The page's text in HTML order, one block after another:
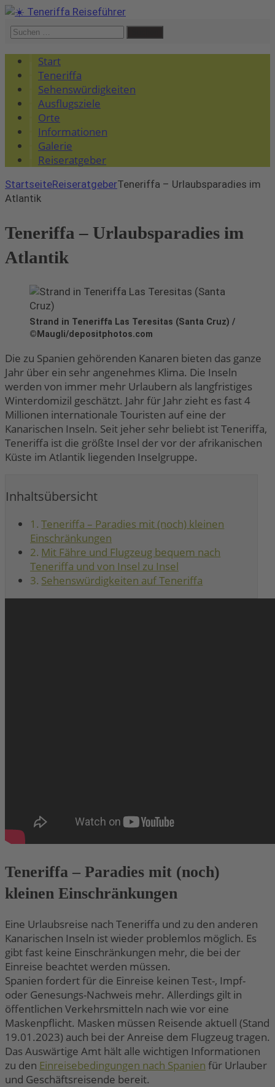
Suchen
Start
Teneriffa
Sehenswürdigkeiten
Ausflugsziele
Orte
Informationen
Galerie
Reiseratgeber
StartseiteReiseratgeberTeneriffa – Urlaubsparadies im
Atlantik
Teneriffa – Urlaubsparadies im
Atlantik
Strand in Teneriffa Las Teresitas (Santa Cruz) /
©Maugli/depositphotos.com
Die zu Spanien gehörenden Kanaren bieten das ganze
Jahr über ein sehr angenehmes Klima. Die Inseln
werden von immer mehr Urlaubern als langfristiges
Winterdomizil geschätzt. Jahr für Jahr zieht es fast 4
Millionen internationale Touristen auf eine der
Kanarischen Inseln. Seit jeher sehr beliebt ist Teneriffa,
Teneriffa ist die größte Insel der vor der afrikanischen
Küste im Atlantik liegenden Inselgruppe.
Inhaltsübersicht
Teneriffa – Paradies mit (noch) kleinen
Einschränkungen
Mit Fähre und Flugzeug bequem nach
Teneriffa und von Insel zu Insel
Sehenswürdigkeiten auf Teneriffa
Teneriffa – Paradies mit (noch)
kleinen Einschränkungen
Eine Urlaubsreise nach Teneriffa und zu den anderen
Kanarischen Inseln ist wieder problemlos möglich. Es
gibt fast keine Einschränkungen mehr, die bei der
Einreise beachtet werden müssen.
Spanien fordert für die Einreise keinen Test-, Impf-
oder Genesungs-Nachweis mehr. Allerdings gilt in
öffentlichen Verkehrsmitteln nach wie vor eine
Maskenpflicht. Masken müssen Reisende aktuell (Stand
19.01.2023) auch bei der Anreise dem Flugzeug tragen.
Das Auswärtige Amt hält alle wichtigen Informationen
zu den Einreisebedingungen nach Spanien für Urlauber
und Geschäftsreisende bereit.